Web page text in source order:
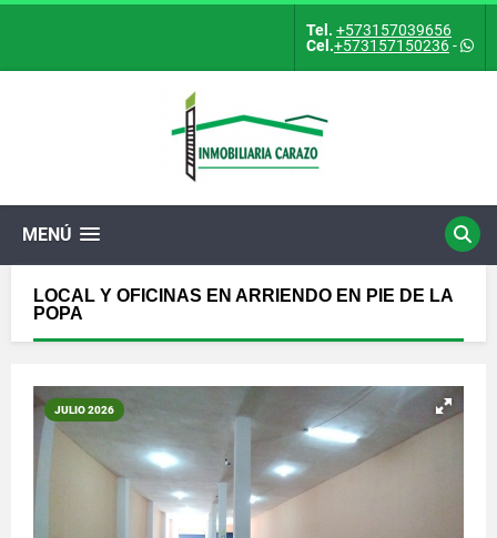
Tel. +573157039656
Cel.+573157150236-
MENÚ
LOCAL Y OFICINAS EN ARRIENDO EN PIE DE LA
POPA
JULIO 2026